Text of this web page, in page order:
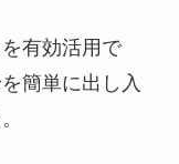
有効活用で
簡単に出し入